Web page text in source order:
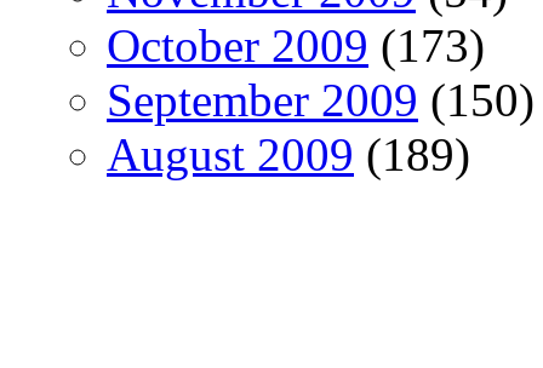
October 2009 (173)
September 2009 (150)
August 2009 (189)